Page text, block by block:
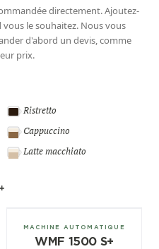
directement. Ajoutez-
le souhaitez. Nous vous
d'abord un devis, comme
prix.
Ristretto
Cappuccino
Latte macchiato
± 180/jour
MACHINE AUTOMATIQUE
WMF 1500 S+